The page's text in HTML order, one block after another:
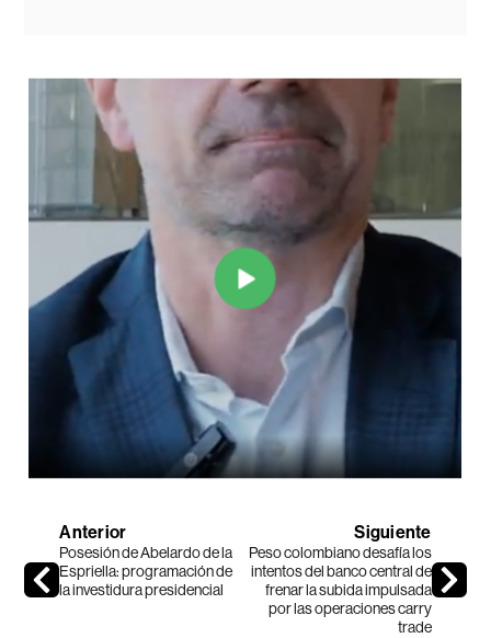
Anterior
Posesión de Abelardo de la
Espriella: programación de
la investidura presidencial
Siguiente
Peso colombiano desafía los
intentos del banco central de
frenar la subida impulsada
por las operaciones carry
trade